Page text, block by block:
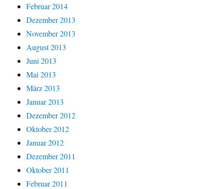
Februar 2014
Dezember 2013
November 2013
August 2013
Juni 2013
Mai 2013
März 2013
Januar 2013
Dezember 2012
Oktober 2012
Januar 2012
Dezember 2011
Oktober 2011
Februar 2011